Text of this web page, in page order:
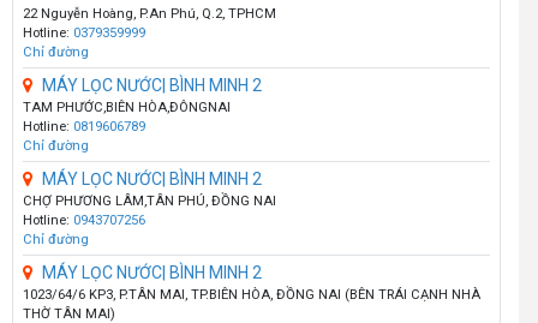
22 Nguyễn Hoàng, P.An Phú, Q.2, TPHCM
Hotline: 0379359999
Chỉ đường
MÁY LỌC NƯỚC| BÌNH MINH 2
TAM PHƯỚC,BIÊN HÒA,ĐÔNGNAI
Hotline: 0819606789
Chỉ đường
MÁY LỌC NƯỚC| BÌNH MINH 2
CHỢ PHƯƠNG LÂM,TÂN PHÚ, ĐỒNG NAI
Hotline: 0943707256
Chỉ đường
MÁY LỌC NƯỚC| BÌNH MINH 2
1023/64/6 KP3, P.TÂN MAI, TP.BIÊN HÒA, ĐỒNG NAI (BÊN TRÁI CẠNH NHÀ
THỜ TÂN MAI)